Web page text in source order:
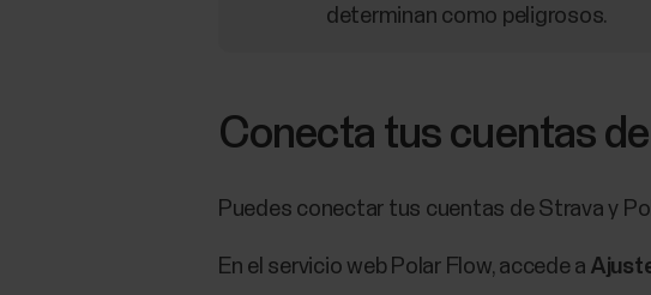
determinan como peligrosos.
Conecta tus cuentas
Puedes conectar tus cuentas de Strava y
En el servicio web Polar Flow, accede a